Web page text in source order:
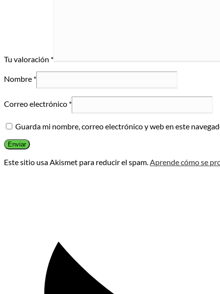
Tu valoración *
Nombre *
Correo electrónico *
Guarda mi nombre, correo electrónico y web en este
Este sitio usa Akismet para reducir el spam.Aprende cómo se